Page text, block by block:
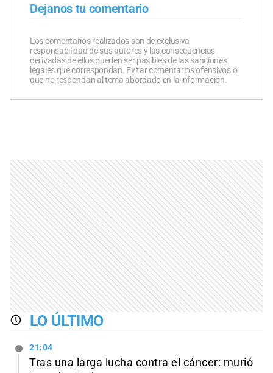
Dejanos tu comentario
Los comentarios realizados son de exclusiva
responsabilidad de sus autores y las consecuencias
derivadas de ellos pueden ser pasibles de las sanciones
legales que correspondan. Evitar comentarios ofensivos o
que no respondan al tema abordado en la información.
LO ÚLTIMO
21:04
Tras una larga lucha contra el cáncer: murió